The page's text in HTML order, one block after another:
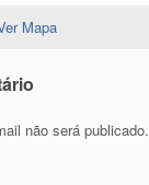
Mapa
não será publicado.